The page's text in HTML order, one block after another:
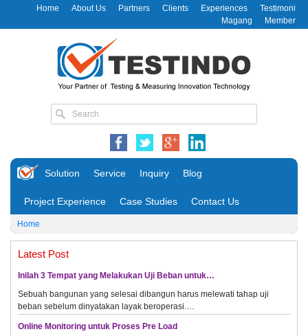
Home About Us Partners Clients Experiences
Testimoni
Magang
Member
Solution Service Inquiry Blog
Project Experience Case Studies Contact Us
Home
Latest Post
Inilah 3 Tempat yang Melakukan Uji Beban untuk…
Sebuah bangunan yang selesai dibangun harus melewati tahap uji
beban sebelum dinyatakan layak beroperasi.…
Online Monitoring untuk Proses Pre Load